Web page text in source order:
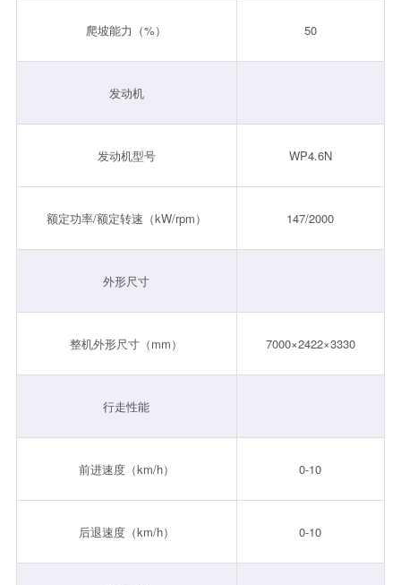
爬坡能力（%） 50
发动机
发动机型号 WP4.6N
额定功率/额定转速（kW/rpm） 147/2000
外形尺寸
整机外形尺寸（mm） 7000×2422×3330
行走性能
前进速度（km/h） 0-10
后退速度（km/h） 0-10